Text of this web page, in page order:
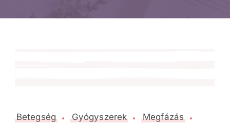
Betegség Gyógyszerek
Megfázás